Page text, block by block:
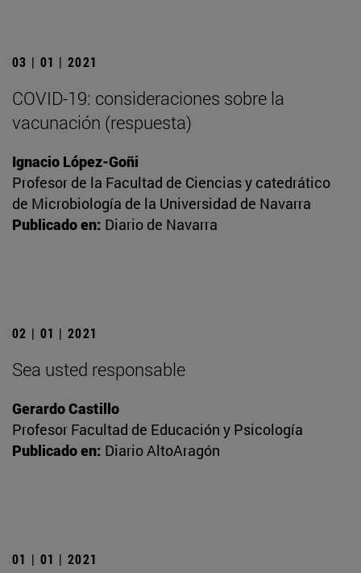
03 | 01 | 2021
COVID-19: consideraciones sobre la
vacunación (respuesta)
Ignacio López-Goñi
Profesor de la Facultad de Ciencias y catedrático
de Microbiología de la Universidad de Navarra
Publicado en: Diario de Navarra
02 | 01 | 2021
Sea usted responsable
Gerardo Castillo
Profesor Facultad de Educación y Psicología
Publicado en: Diario AltoAragón
01 | 01 | 2021